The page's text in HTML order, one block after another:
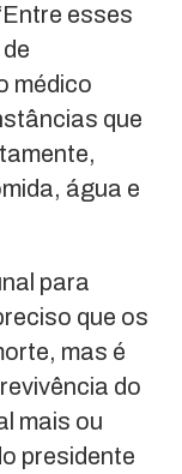
esses
médico
que
água e
para
que os
mas é
do
mais ou
presidente